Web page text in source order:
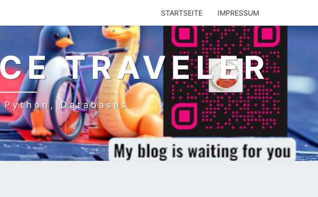
STARTSEITE IMPRESSUM
TRAVELER
Databases